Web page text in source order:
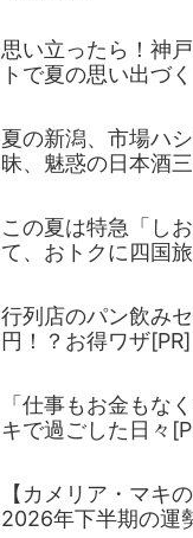
思い立ったら！神
トで夏の思い出づ
夏の新潟、市場ハ
昧、魅惑の日本酒
この夏は特急「し
て、おトクに四国
行列店のパン飲み
円！？お得ワザ[PR]
「仕事もお金もな
キで過ごした日々
【カメリア・マキ
2026年下半期の運